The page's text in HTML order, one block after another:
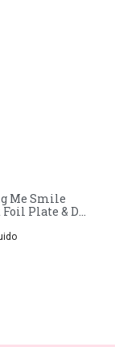
Me Smile
Plate & Die